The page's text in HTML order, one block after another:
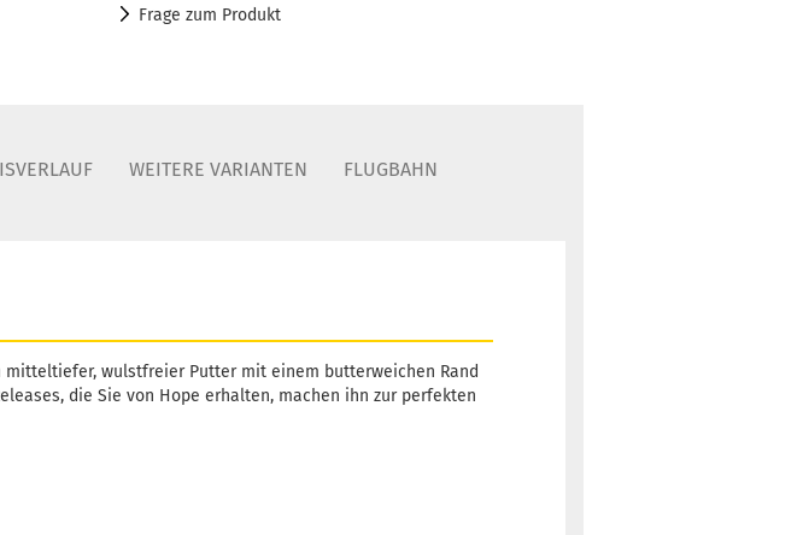
Frage zum Produkt
WEITERE VARIANTEN FLUGBAHN
wulstfreier Putter mit einem butterweichen Rand
die Sie von Hope erhalten, machen ihn zur perfekten